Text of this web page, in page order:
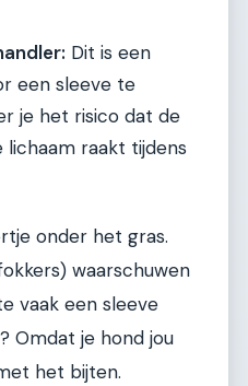
Dit is een
een sleeve te
je het risico dat de
lichaam raakt tijdens
onder het gras.
waarschuwen
vaak een sleeve
Omdat je hond jou
het bijten.